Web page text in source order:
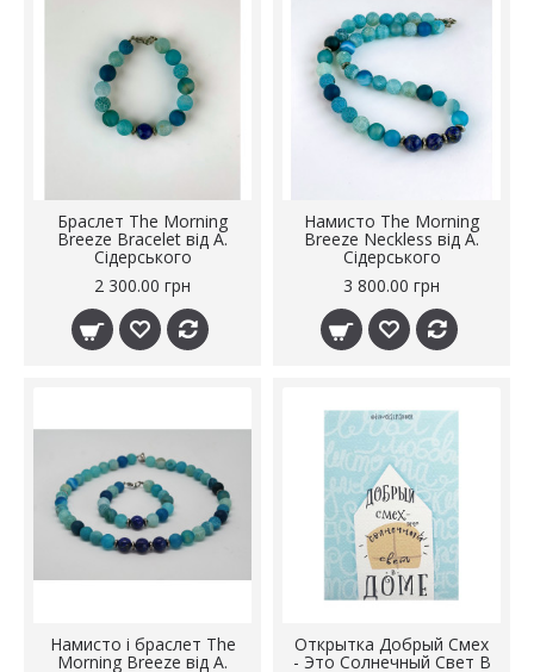
Браслет The Morning
Breeze Bracelet від А.
Сідерського
2 300.00 грн
Намисто The Morning
Breeze Neckless від А.
Сідерського
3 800.00 грн
Намисто і браслет The
Morning Breeze від А.
Открытка Добрый Смех
- Это Солнечный Свет В